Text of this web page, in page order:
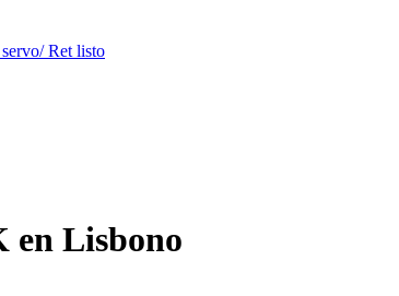
Ret listo
en Lisbono